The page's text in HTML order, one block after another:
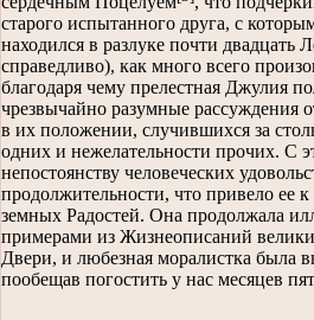
старого испытанного друга, с
находился в разлуке почти
справедливо), как много всего
благодаря чему прелестная Джулия
чрезвычайно разумные рассуждения
в их положении, случившихся за
одних и нежелательности прочих. С
непостоянству человеческих
продолжительности, что привело ее
земных Радостей. Она продолжала
примерами из Жизнеописаний
Двери, и любезная моралистка была
пообещав погостить у нас месяцев